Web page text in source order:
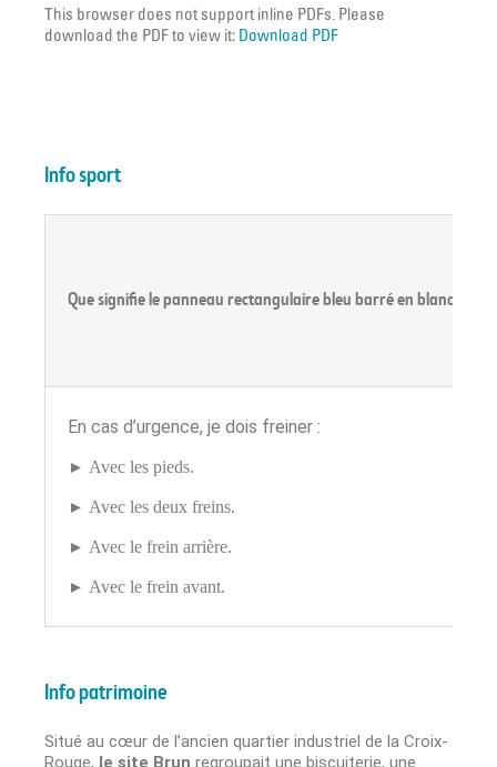
This browser does not support inline PDFs. Please
download the PDF to view it: Download PDF
Info sport
Que signifie le panneau rectangulaire bleu barré en blanc avec
En cas d’urgence, je dois freiner :
► Avec les pieds.
► Avec les deux freins.
► Avec le frein arrière.
► Avec le frein avant.
Info patrimoine
Situé au cœur de l’ancien quartier industriel de la Croix-
Rouge, le site Brun regroupait une biscuiterie, une